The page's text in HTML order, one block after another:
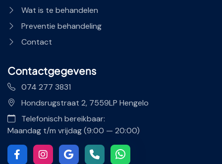
Wat is te behandelen
Preventie behandeling
Contact
Contactgegevens
074 277 3831
Hondsrugstraat 2, 7559LP Hengelo
Telefonisch bereikbaar:
Maandag t/m vrijdag (9:00 — 20:00)